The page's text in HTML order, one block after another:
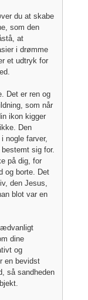
du at skabe
som den
at
i drømme
et udtryk for
Det er ren og
som når
ikon kigger
Den
nogle farver,
sig for.
på dig, for
og borte. Det
den Jesus,
blot var en
dine
og
en bevidst
så sandheden